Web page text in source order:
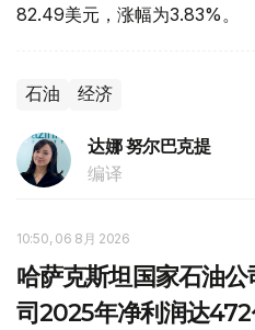
82.49美元，涨幅为3.83%。
石油 经济
达娜 努尔巴克提
编译
10:50, 06 8月 2026
哈萨克斯坦国家石油
司2025年净利润达